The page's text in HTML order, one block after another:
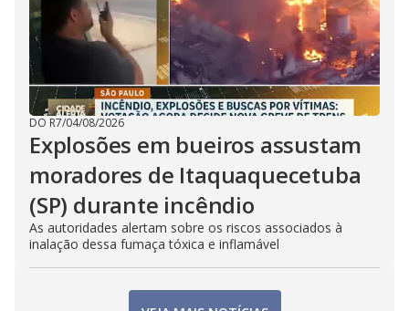
DO R7/04/08/2026
Explosões em bueiros assustam
moradores de Itaquaquecetuba
(SP) durante incêndio
As autoridades alertam sobre os riscos associados à
inalação dessa fumaça tóxica e inflamável